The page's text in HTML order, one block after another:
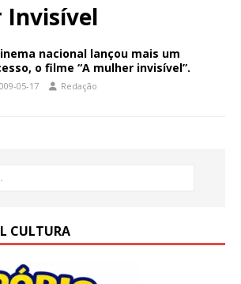
Invisível
nacional lançou mais um
o filme “A mulher invisível”.
05-17 Redação
CULTURA